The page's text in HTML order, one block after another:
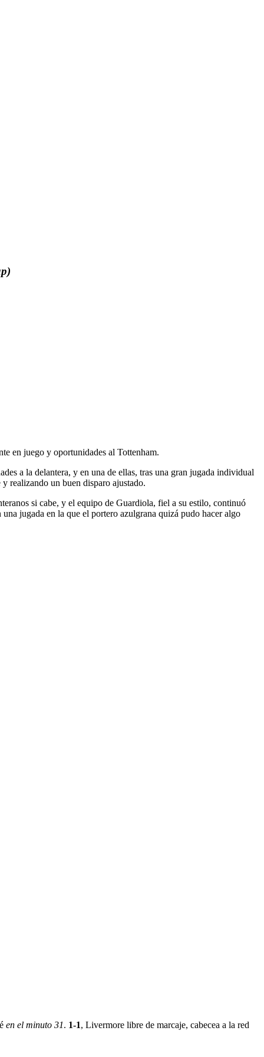
en juego y oportunidades al Tottenham.
a la delantera, y en una de ellas, tras una gran jugada individual
realizando un buen disparo ajustado.
si cabe, y el equipo de Guardiola, fiel a su estilo, continuó
jugada en la que el portero azulgrana quizá pudo hacer algo
en el minuto 31. 1-1, Livermore libre de marcaje, cabecea a la red